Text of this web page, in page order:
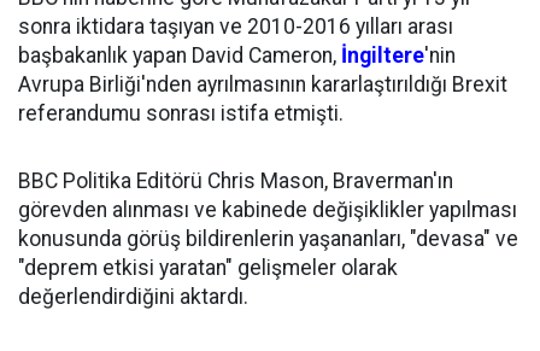
sonra iktidara taşıyan ve 2010-2016 yılları arası
başbakanlık yapan David Cameron, İngiltere'nin
Avrupa Birliği'nden ayrılmasının kararlaştırıldığı Brexit
referandumu sonrası istifa etmişti.
BBC Politika Editörü Chris Mason, Braverman'ın
görevden alınması ve kabinede değişiklikler yapılması
konusunda görüş bildirenlerin yaşananları, "devasa" ve
"deprem etkisi yaratan" gelişmeler olarak
değerlendirdiğini aktardı.